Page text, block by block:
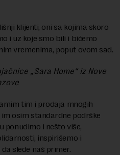
klijenti, oni sa kojima skoro
i uz koje smo bili i bićemo
vremenima, poput ovom sad.
„Sara Home“ iz Nove
tim i prodaja mnogih
osim standardne podrške
ponudimo i nešto više,
inspirišemo i
slede naš primer.